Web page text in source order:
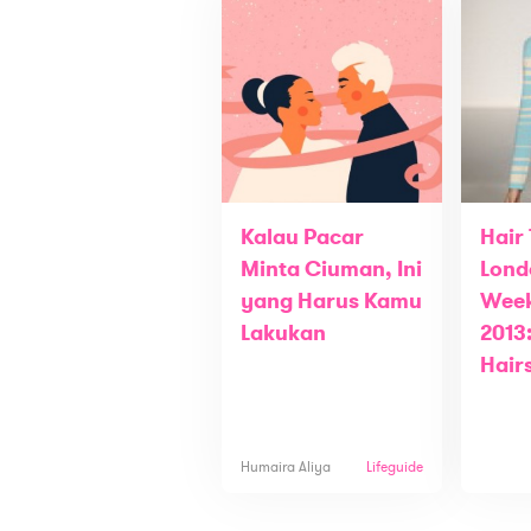
Kalau Pacar
Minta Ciuman, Ini
yang Harus Kamu
Lakukan
Humaira Aliya Lifeguide
Hair